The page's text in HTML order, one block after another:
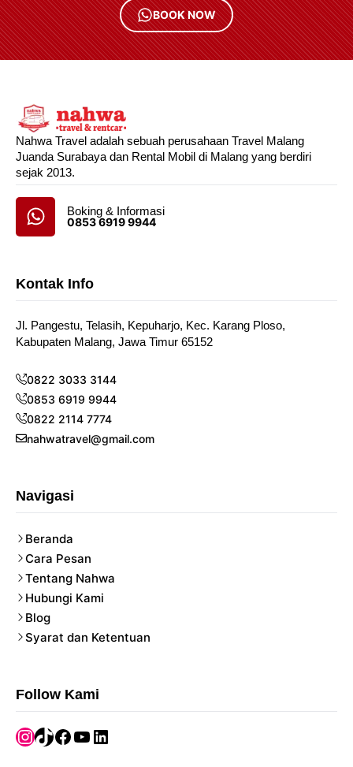
BOOK NOW
Nahwa Travel adalah sebuah perusahaan Travel Malang
Juanda Surabaya dan Rental Mobil di Malang yang berdiri
sejak 2013.
Boking & Informasi
0853 6919 9944
Kontak Info
Jl. Pangestu, Telasih, Kepuharjo, Kec. Karang Ploso,
Kabupaten Malang, Jawa Timur 65152
0822 3033 3144
0853 6919 9944
0822 2114 7774
nahwatravel@gmail.com
Navigasi
Beranda
Cara Pesan
Tentang Nahwa
Hubungi Kami
Blog
Syarat dan Ketentuan
Follow Kami
Instagram
TikTok
Facebook
YouTube
LinkedIn